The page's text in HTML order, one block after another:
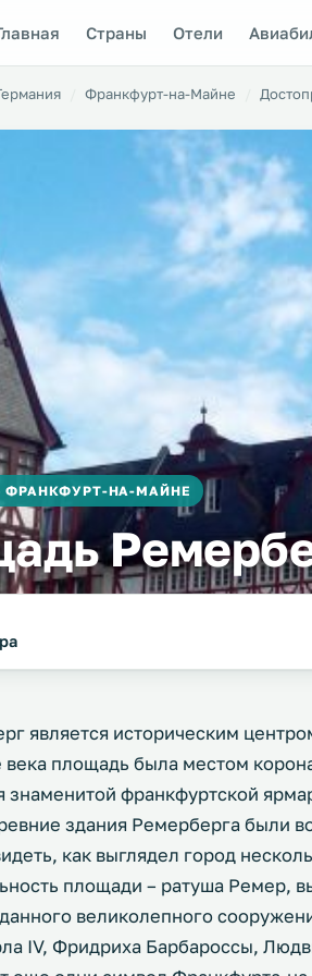
Страны Отели
Франкфурт-на-Майне
ФРАНКФУРТ-НА-МАЙНЕ
является историческим
площадь была местом
знаменитой франкфуртской
здания Ремерберга были
как выглядел город
площади – ратуша Ремер,
великолепного
IV, Фридриха Барбароссы,